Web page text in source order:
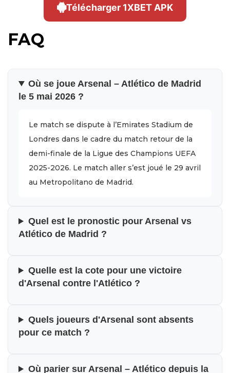
Télécharger 1XBET APK
FAQ
Où se joue Arsenal – Atlético de Madrid
le 5 mai 2026 ?
Le match se dispute à l’Emirates Stadium de
Londres dans le cadre du match retour de la
demi-finale de la Ligue des Champions UEFA
2025-2026. Le match aller s’est joué le 29 avril
au Metropolitano de Madrid.
Quel est le pronostic pour Arsenal vs
Atlético de Madrid ?
Quelle est la cote pour une victoire
d'Arsenal contre l'Atlético ?
Quels joueurs d'Arsenal sont absents
pour ce match ?
Où parier sur Arsenal – Atlético depuis la